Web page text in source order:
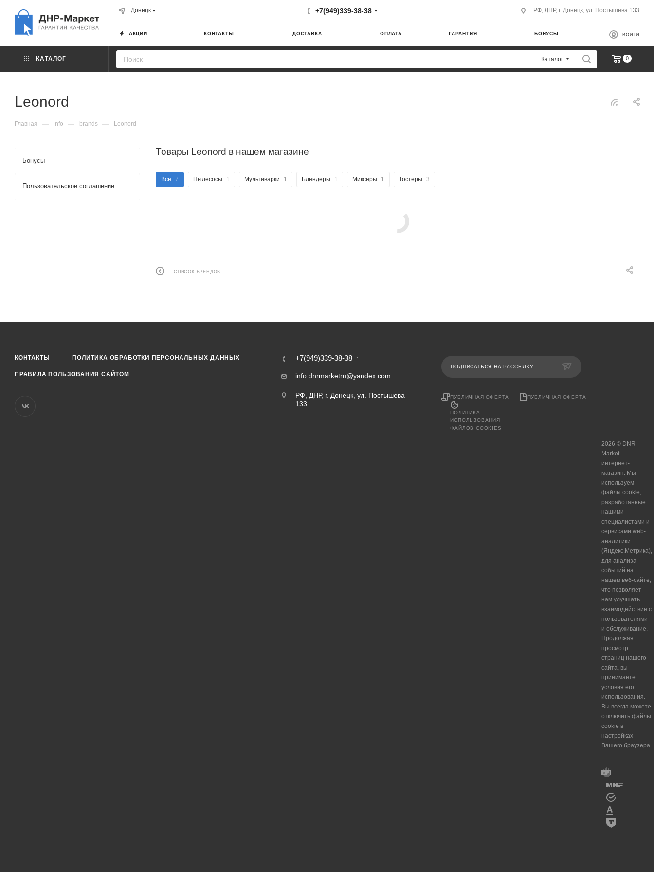
Донецк +7(949)339-38-38 РФ, ДНР, г. Донецк, ул. Постышева 133
АКЦИИ КОНТАКТЫ ДОСТАВКА ОПЛАТА ГАРАНТИЯ БОНУСЫ ВОЙТИ
КАТАЛОГ Каталог 0
Leonord
Главная — info — brands — Leonord
Товары Leonord в нашем магазине
Все 7 Пылесосы 1 Мультиварки 1 Блендеры 1 Миксеры 1 Тостеры 3
СПИСОК БРЕНДОВ
Бонусы
Пользовательское соглашение
КОНТАКТЫ ПОЛИТИКА ОБРАБОТКИ ПЕРСОНАЛЬНЫХ ДАННЫХ
ПРАВИЛА ПОЛЬЗОВАНИЯ САЙТОМ
+7(949)339-38-38
info.dnrmarketru@yandex.com
РФ, ДНР, г. Донецк, ул. Постышева
133
ПОДПИСАТЬСЯ НА РАССЫЛКУ
ПУБЛИЧНАЯ ОФЕРТА
ПОЛИТИКА
ИСПОЛЬЗОВАНИЯ
ФАЙЛОВ COOKIES
ПУБЛИЧНАЯ ОФЕРТА
2026 © DNR-
Market -
интернет-
магазин. Мы
используем
файлы cookie,
разработанные
нашими
специалистами и
сервисами web-
аналитики
(Яндекс.Метрика),
для анализа
событий на
нашем веб-сайте,
что позволяет
нам улучшать
взаимодействие с
пользователями
и обслуживание.
Продолжая
просмотр
страниц нашего
сайта, вы
принимаете
условия его
использования.
Вы всегда можете
отключить файлы
cookie в
настройках
Вашего браузера.